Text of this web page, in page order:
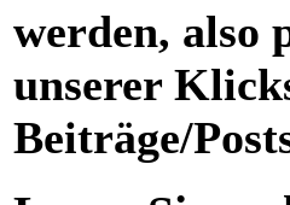
werden, also
unserer
Beiträge/